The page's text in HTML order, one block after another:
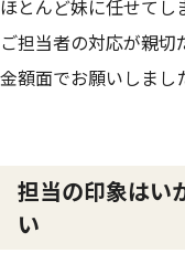
ほとんど妹に任せてし
ご担当者の対応が親切
金額面でお願いしまし
担当の印象はい
い